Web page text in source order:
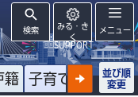
検索
みる・き
く
SUPPORT
メニュー
籍 子育て 高齢者
並び順
変更